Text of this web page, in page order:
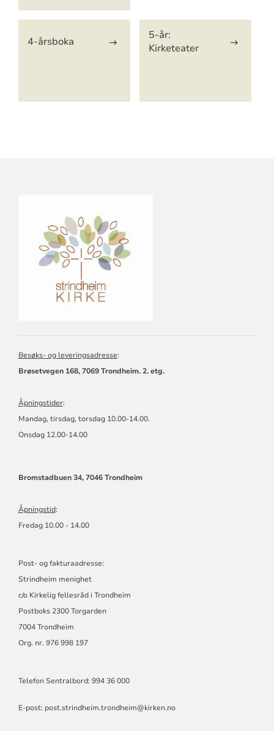
4-årsboka
5-år:
Kirketeater
Besøks- og leveringsadresse:
Brøsetvegen 168, 7069 Trondheim. 2. etg.
Åpningstider:
Mandag, tirsdag, torsdag 10.00-14.00.
Onsdag 12.00-14.00
Bromstadbuen 34, 7046 Trondheim
Åpningstid:
Fredag 10.00 - 14.00
Post- og fakturaadresse:
Strindheim menighet
c/o Kirkelig fellesråd i Trondheim
Postboks 2300 Torgarden
7004 Trondheim
Org. nr. 976 998 197
Telefon Sentralbord: 994 36 000
E-post: post.strindheim.trondheim@kirken.no